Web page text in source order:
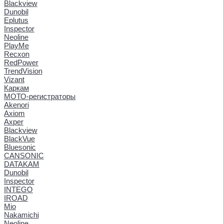
Blackview
Dunobil
Eplutus
Inspector
Neoline
PlayMe
Recxon
RedPower
TrendVision
Vizant
Каркам
МОТО-регистраторы
Akenori
Axiom
Axper
Blackview
BlackVue
Bluesonic
CANSONIC
DATAKAM
Dunobil
Inspector
INTEGO
IROAD
Mio
Nakamichi